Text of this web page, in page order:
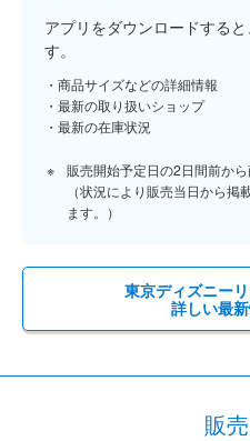
アプリをダウンロードする
す。
商品サイズなどの詳細情報
最新の取り扱いショップ
最新の在庫状況
販売開始予定日の2日間前から
（状況により販売当日から掲
ます。）
東京ディズニー
詳しい最
販